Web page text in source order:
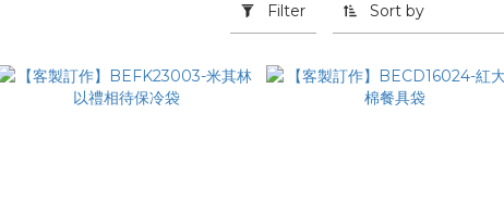
Filter Sort by